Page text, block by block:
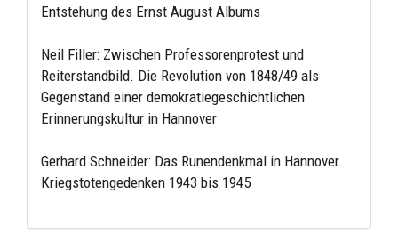
Entstehung des Ernst August Albums
Neil Filler: Zwischen Professorenprotest und
Reiterstandbild. Die Revolution von 1848/49 als
Gegenstand einer demokratiegeschichtlichen
Erinnerungskultur in Hannover
Gerhard Schneider: Das Runendenkmal in Hannover.
Kriegstotengedenken 1943 bis 1945